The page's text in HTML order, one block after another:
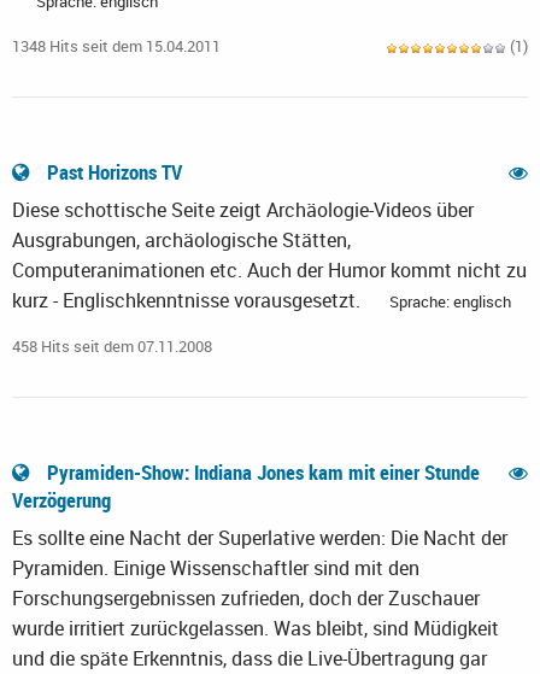
1348 Hits seit dem 15.04.2011 (1)
Past Horizons TV
Diese schottische Seite zeigt Archäologie-Videos über
Ausgrabungen, archäologische Stätten,
Computeranimationen etc. Auch der Humor kommt nicht zu
kurz - Englischkenntnisse vorausgesetzt.
Sprache: englisch
458 Hits seit dem 07.11.2008
Pyramiden-Show: Indiana Jones kam mit einer Stunde
Verzögerung
Es sollte eine Nacht der Superlative werden: Die Nacht der
Pyramiden. Einige Wissenschaftler sind mit den
Forschungsergebnissen zufrieden, doch der Zuschauer
wurde irritiert zurückgelassen. Was bleibt, sind Müdigkeit
und die späte Erkenntnis, dass die Live-Übertragung gar